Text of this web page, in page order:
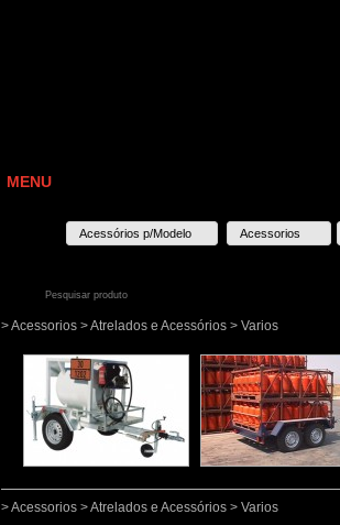
MENU
Acessórios p/Modelo Acessorios
> Acessorios > Atrelados e Acessórios > Varios
> Acessorios > Atrelados e Acessórios > Varios